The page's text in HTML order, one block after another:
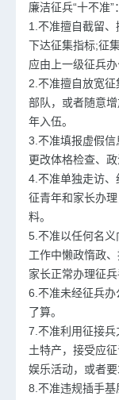
廉洁征兵“十不准”：
1.不准擅自截留
下达征集指标;征
应由上一级征兵办
2.不准擅自放宽
部队，或者随意
年入伍。
3.不准填报虚假
更改体格检查、政
4.不准单独走访
征青年和家长办
料。
5.不准以任何名
工作中懒政惰政
家长正常办理征兵
6.不准未经征兵
了算。
7.不准利用征接兵
土特产，接受应
娱乐活动，或者要
8.不准违规插手基